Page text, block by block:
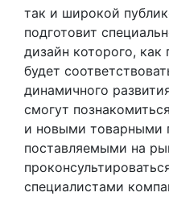
так и широкой
подготовит
дизайн которого,
будет
динамичного
смогут
и новыми товарными
поставляемыми на
специалистами